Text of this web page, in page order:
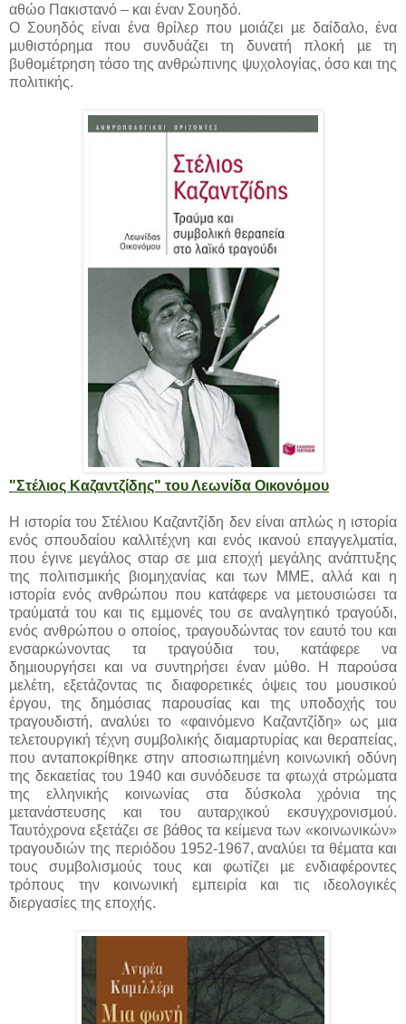
αθώο Πακιστανό – και έναν Σουηδό.
Ο Σουηδός είναι ένα θρίλερ που µοιάζει µε δαίδαλο, ένα
µυθιστόρηµα που συνδυάζει τη δυνατή πλοκή µε τη
βυθοµέτρηση τόσο της ανθρώπινης ψυχολογίας, όσο και της
πολιτικής.
"Στέλιος Καζαντζίδης" του Λεωνίδα Οικονόμου
Η ιστορία του Στέλιου Καζαντζίδη δεν είναι απλώς η ιστορία
ενός σπουδαίου καλλιτέχνη και ενός ικανού επαγγελµατία,
που έγινε µεγάλος σταρ σε µια εποχή µεγάλης ανάπτυξης
της πολιτισµικής βιοµηχανίας και των ΜΜΕ, αλλά και η
ιστορία ενός ανθρώπου που κατάφερε να µετουσιώσει τα
τραύµατά του και τις εµµονές του σε αναλγητικό τραγούδι,
ενός ανθρώπου ο οποίος, τραγουδώντας τον εαυτό του και
ενσαρκώνοντας τα τραγούδια του, κατάφερε να
δηµιουργήσει και να συντηρήσει έναν µύθο. Η παρούσα
µελέτη, εξετάζοντας τις διαφορετικές όψεις του µουσικού
έργου, της δηµόσιας παρουσίας και της υποδοχής του
τραγουδιστή, αναλύει το «φαινόµενο Καζαντζίδη» ως µια
τελετουργική τέχνη συµβολικής διαµαρτυρίας και θεραπείας,
που ανταποκρίθηκε στην αποσιωπηµένη κοινωνική οδύνη
της δεκαετίας του 1940 και συνόδευσε τα φτωχά στρώµατα
της ελληνικής κοινωνίας στα δύσκολα χρόνια της
µετανάστευσης και του αυταρχικού εκσυγχρονισµού.
Ταυτόχρονα εξετάζει σε βάθος τα κείµενα των «κοινωνικών»
τραγουδιών της περιόδου 1952-1967, αναλύει τα θέµατα και
τους συµβολισµούς τους και φωτίζει µε ενδιαφέροντες
τρόπους την κοινωνική εµπειρία και τις ιδεολογικές
διεργασίες της εποχής.